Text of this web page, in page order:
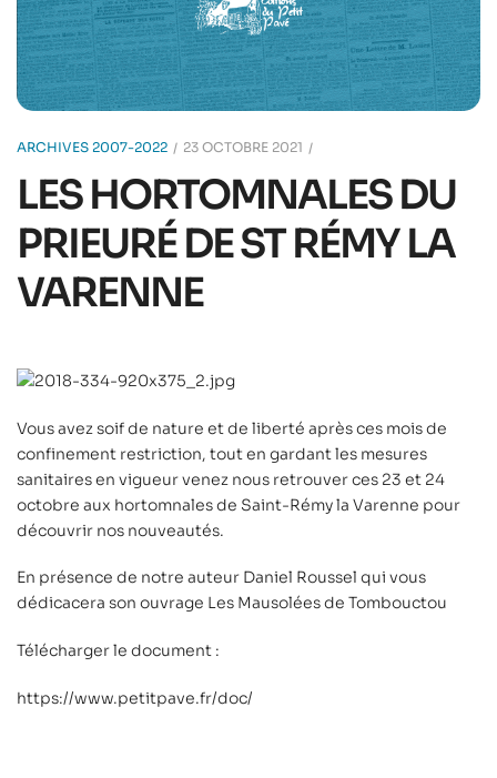
ARCHIVES 2007-2022 23 OCTOBRE 2021
LES HORTOMNALES DU
PRIEURÉ DE ST RÉMY LA
VARENNE
Vous avez soif de nature et de liberté après ces mois de
confinement restriction, tout en gardant les mesures
sanitaires en vigueur venez nous retrouver ces 23 et 24
octobre aux hortomnales de Saint-Rémy la Varenne pour
découvrir nos nouveautés.
En présence de notre auteur Daniel Roussel qui vous
dédicacera son ouvrage Les Mausolées de Tombouctou
Télécharger le document :
https://www.petitpave.fr/doc/